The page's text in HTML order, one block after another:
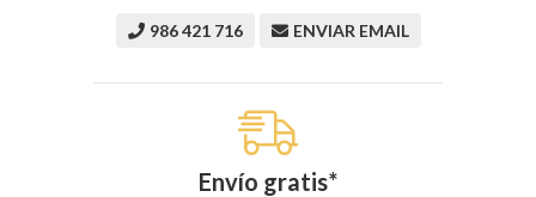
986 421 716 ENVIAR EMAIL
Envío gratis*